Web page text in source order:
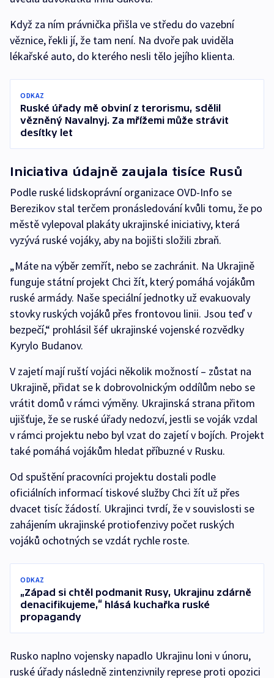
Když za ním právnička přišla ve středu do vazební
věznice, řekli jí, že tam není. Na dvoře pak uviděla
lékařské auto, do kterého nesli tělo jejího klienta.
ODKAZ
Ruské úřady mě obviní z terorismu, sdělil
vězněný Navalnyj. Za mřížemi může strávit
desítky let
Iniciativa údajně zaujala tisíce Rusů
Podle ruské lidskoprávní organizace OVD-Info se
Berezikov stal terčem pronásledování kvůli tomu, že po
městě vylepoval plakáty ukrajinské iniciativy, která
vyzývá ruské vojáky, aby na bojišti složili zbraň.
„Máte na výběr zemřít, nebo se zachránit. Na Ukrajině
funguje státní projekt Chci žít, který pomáhá vojákům
ruské armády. Naše speciální jednotky už evakuovaly
stovky ruských vojáků přes frontovou linii. Jsou teď v
bezpečí,“ prohlásil šéf ukrajinské vojenské rozvědky
Kyrylo Budanov.
V zajetí mají ruští vojáci několik možností – zůstat na
Ukrajině, přidat se k dobrovolnickým oddílům nebo se
vrátit domů v rámci výměny. Ukrajinská strana přitom
ujišťuje, že se ruské úřady nedozví, jestli se voják vzdal
v rámci projektu nebo byl vzat do zajetí v bojích. Projekt
také pomáhá vojákům hledat příbuzné v Rusku.
Od spuštění pracovníci projektu dostali podle
oficiálních informací tiskové služby Chci žít už přes
dvacet tisíc žádostí. Ukrajinci tvrdí, že v souvislosti se
zahájením ukrajinské protiofenzivy počet ruských
vojáků ochotných se vzdát rychle roste.
ODKAZ
„Západ si chtěl podmanit Rusy, Ukrajinu zdárně
denacifikujeme,“ hlásá kuchařka ruské
propagandy
Rusko naplno vojensky napadlo Ukrajinu loni v únoru,
ruské úřady následně zintenzivnily represe proti opozici